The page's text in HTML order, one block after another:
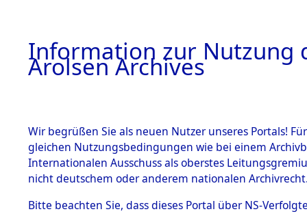
BESTÄNDE
1.
Inhaftierungsdoku
Information zur Nutzung
Arolsen Archives
Wir begrüßen Sie als neuen Nutzer unseres Portals!
gleichen Nutzungsbedingungen wie bei einem
Internationalen Ausschuss als oberstes
nicht deutschem oder anderem nationalen
Bitte beachten Sie, dass dieses Portal über NS-